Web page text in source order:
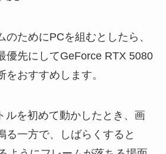
のためにPCを組むとしたら、
優先にしてGeForce RTX 5080
をおすすめします。
ルを初めて動かしたとき、画
る一方で、しばらくすると